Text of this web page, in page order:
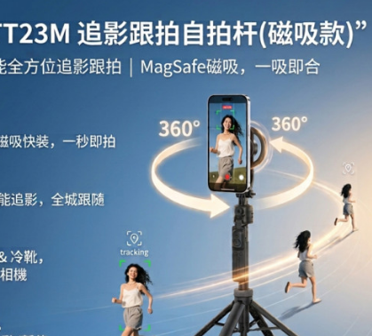
使用帳篷桿急救管，將修復套管滑到斷裂的部分，並用
4枝裝
的帳篷？
髒，切勿立即收起。
材料，但長時間暴露在潮濕環境中會導致物料分解，引
包裝內，帳篷會在短短 24 小時開始在織物上形成黴菌。
色、發臭，還會導致防水塗層過早損壞。而發霉和濕氣
帳篷放在乾燥涼爽的地方，避免陽光直射。
收納袋子外面，放在透氣棉行李袋中以提供保護。
以試用？